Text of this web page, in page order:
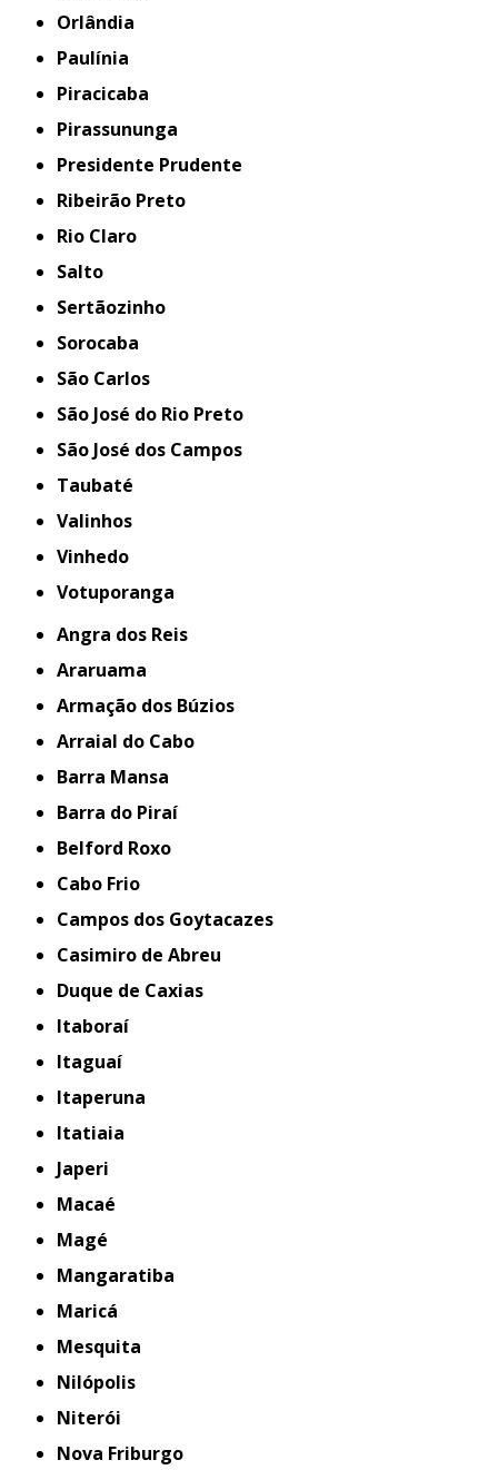
Orlândia
Paulínia
Piracicaba
Pirassununga
Presidente Prudente
Ribeirão Preto
Rio Claro
Salto
Sertãozinho
Sorocaba
São Carlos
São José do Rio Preto
São José dos Campos
Taubaté
Valinhos
Vinhedo
Votuporanga
Angra dos Reis
Araruama
Armação dos Búzios
Arraial do Cabo
Barra Mansa
Barra do Piraí
Belford Roxo
Cabo Frio
Campos dos Goytacazes
Casimiro de Abreu
Duque de Caxias
Itaboraí
Itaguaí
Itaperuna
Itatiaia
Japeri
Macaé
Magé
Mangaratiba
Maricá
Mesquita
Nilópolis
Niterói
Nova Friburgo